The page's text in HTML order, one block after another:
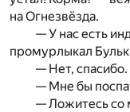
на Огнезвёзда.
— У нас есть
промурлыкал
— Нет,
— Мне бы
— Ложитесь со